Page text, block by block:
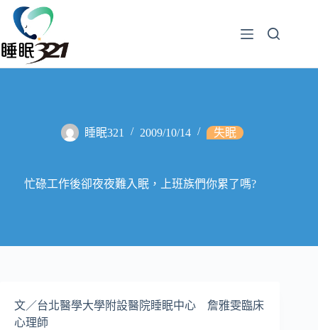
睡眠321 2009/10/14 失眠
忙碌工作後卻夜夜難入眠，上班族們你累了嗎?
文／台北醫學大學附設醫院睡眠中心 詹雅雯臨床
心理師